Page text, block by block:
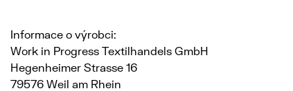
Informace o výrobci:
Work in Progress Textilhandels GmbH
Hegenheimer Strasse 16
79576 Weil am Rhein